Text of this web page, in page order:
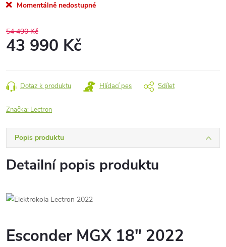
Momentálně nedostupné
54 490 Kč
43 990 Kč
cena:
Dotaz k produktu Hlídací pes Sdílet
Značka: Lectron
Popis produktu
Detailní popis produktu
Esconder MGX 18" 2022